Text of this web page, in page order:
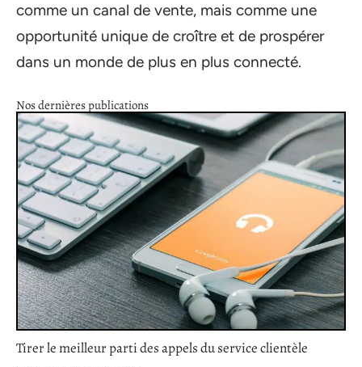
comme un canal de vente, mais comme une
opportunité unique de croître et de prospérer
dans un monde de plus en plus connecté.
Nos dernières publications
Tirer le meilleur parti des appels du service clientèle